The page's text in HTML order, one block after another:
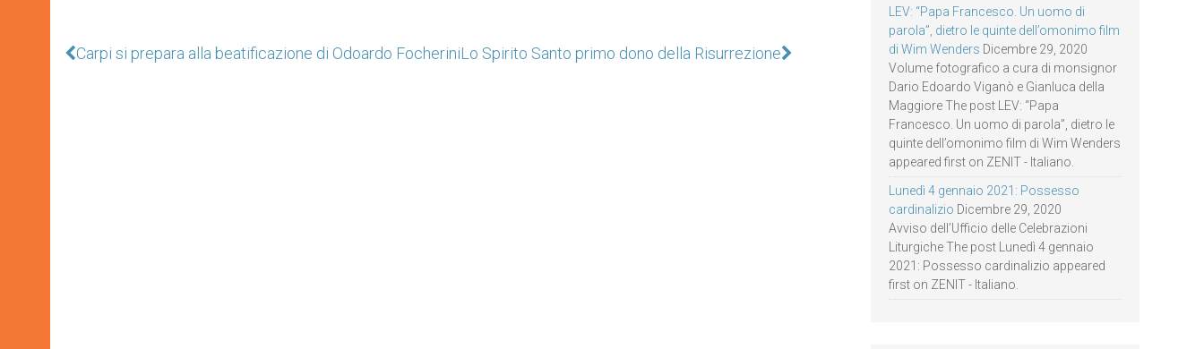
Carpi si prepara alla beatificazione di Odoardo FocheriniLo Spirito Santo primo dono della Risurrezione
LEV: “Papa Francesco. Un uomo di
parola”, dietro le quinte dell’omonimo film
di Wim Wenders Dicembre 29, 2020
Volume fotografico a cura di monsignor
Dario Edoardo Viganò e Gianluca della
Maggiore The post LEV: “Papa
Francesco. Un uomo di parola”, dietro le
quinte dell’omonimo film di Wim Wenders
appeared first on ZENIT - Italiano.
Lunedì 4 gennaio 2021: Possesso
cardinalizio Dicembre 29, 2020
Avviso dell’Ufficio delle Celebrazioni
Liturgiche The post Lunedì 4 gennaio
2021: Possesso cardinalizio appeared
first on ZENIT - Italiano.